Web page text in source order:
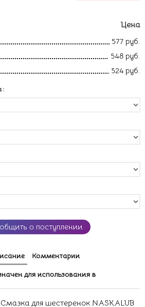
Цена
577 руб.
548 руб.
524 руб.
:
о поступлении
Комментарии
для использования в
для шестеренок NASKALUB